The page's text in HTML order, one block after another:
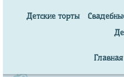
Детские торты
Главная